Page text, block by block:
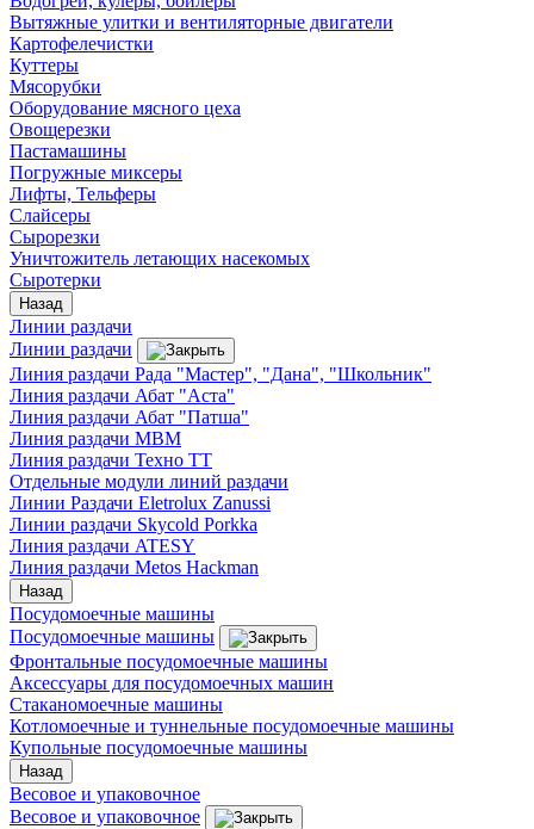
Вытяжные улитки и вентиляторные двигатели
Картофелечистки
Куттеры
Мясорубки
Оборудование мясного цеха
Овощерезки
Пастамашины
Погружные миксеры
Лифты, Тельферы
Слайсеры
Сырорезки
Уничтожитель летающих насекомых
Сыротерки
Назад
Линии раздачи
Линии раздачи
Линия раздачи Рада "Мастер", "Дана", "Школьник"
Линия раздачи Абат "Аста"
Линия раздачи Абат "Патша"
Линия раздачи МВМ
Линия раздачи Техно ТТ
Отдельные модули линий раздачи
Линии Раздачи Eletrolux Zanussi
Линии раздачи Skycold Porkka
Линия раздачи ATESY
Линия раздачи Metos Hackman
Назад
Посудомоечные машины
Посудомоечные машины
Фронтальные посудомоечные машины
Аксессуары для посудомоечных машин
Стаканомоечные машины
Котломоечные и туннельные посудомоечные машины
Купольные посудомоечные машины
Назад
Весовое и упаковочное
Весовое и упаковочное